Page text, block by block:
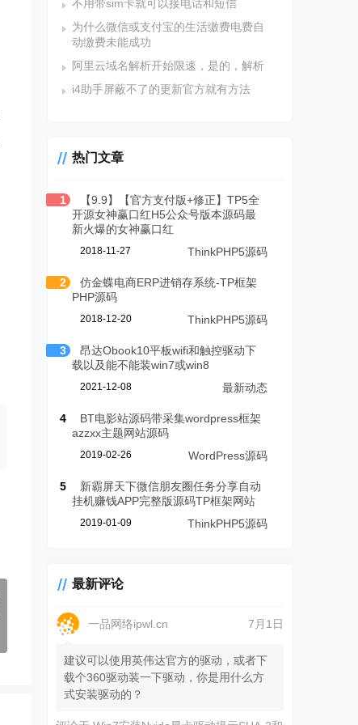
不用带sim卡就可以接电话和短信
为什么微信或支付宝的生活缴费电费自
动缴费未能成功
阿里云域名解析开始限速，是的，解析
i4助手屏蔽不了的更新官方就有方法
热门文章
1
【9.9】【官方支付版+修正】TP5全
开源女神赢口红H5公众号版本源码最
新火爆的女神赢口红
2018-11-27 ThinkPHP5源码
2
仿金蝶电商ERP进销存系统-TP框架
PHP源码
2018-12-20 ThinkPHP5源码
3
昂达Obook10平板wifi和触控驱动下
载以及能不能装win7或win8
2021-12-08 最新动态
4
BT电影站源码带采集wordpress框架
azzxx主题网站源码
2019-02-26 WordPress源码
5
新霸屏天下微信朋友圈任务分享自动
挂机赚钱APP完整版源码TP框架网站
2019-01-09 ThinkPHP5源码
最新评论
一品网络ipwl.cn 7月1日
建议可以使用英伟达官方的驱动，或者下
载个360驱动装一下驱动，你是用什么方
式安装驱动的？